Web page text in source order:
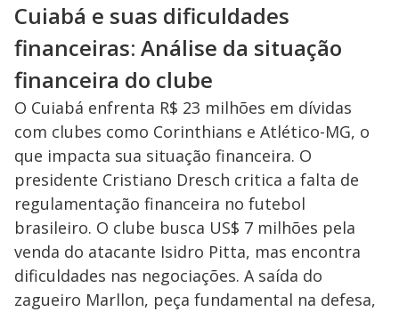
Opens in new window
Cuiabá e suas dificuldades
financeiras: Análise da situação
financeira do clube
O Cuiabá enfrenta R$ 23 milhões em dívidas
com clubes como Corinthians e Atlético-MG, o
que impacta sua situação financeira. O
presidente Cristiano Dresch critica a falta de
regulamentação financeira no futebol
brasileiro. O clube busca US$ 7 milhões pela
venda do atacante Isidro Pitta, mas encontra
dificuldades nas negociações. A saída do
zagueiro Marllon, peça fundamental na defesa,